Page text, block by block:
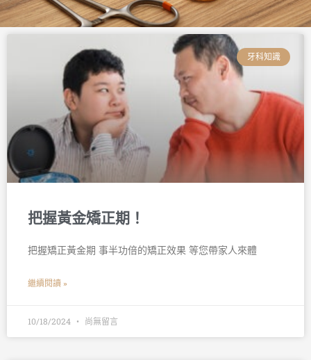
牙科知識
把握黃金矯正期！
把握矯正黃金期 事半功倍的矯正效果 等您帶家人來體
繼續閱讀 »
10/18/2024 尚無留言
頁
面
頁
面
頁
面